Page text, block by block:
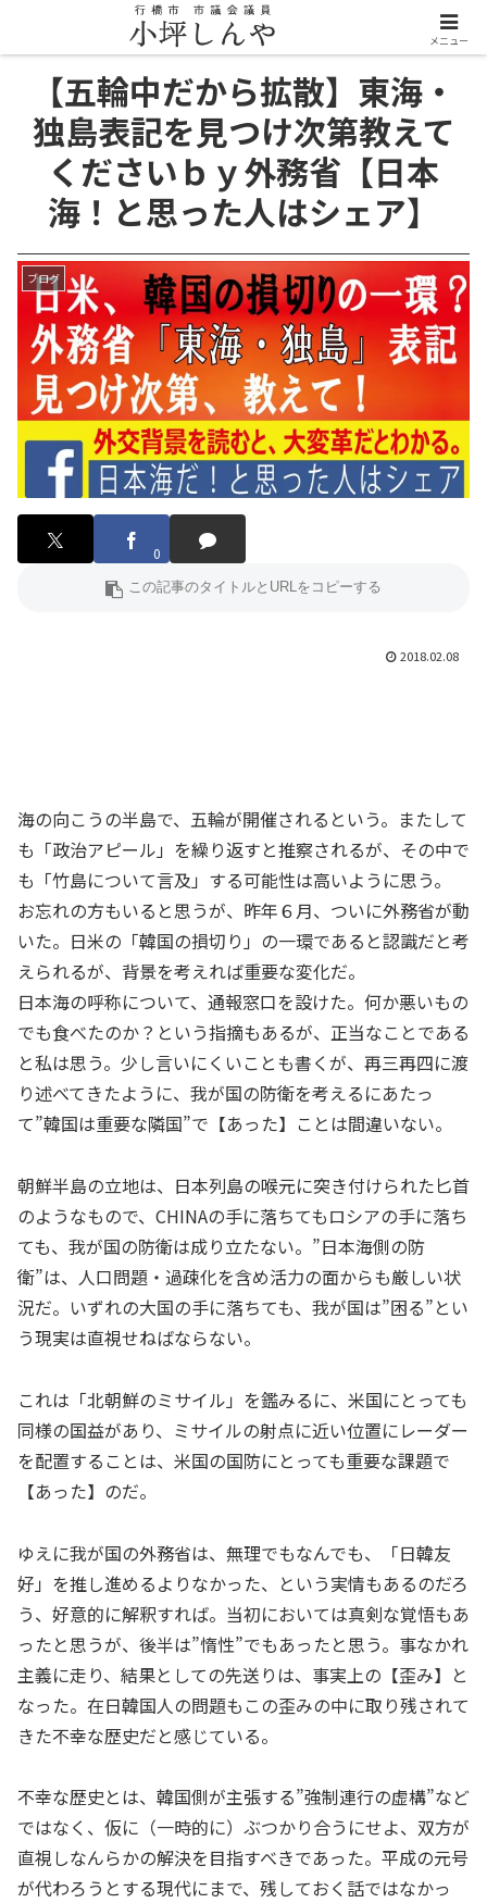
【五輪中だから拡散】東海・
独島表記を見つけ次第教えて
くださいｂｙ外務省【日本
海！と思った人はシェア】
ブログ
0
2018.02.08
海の向こうの半島で、五輪が開催されるという。またして
も「政治アピール」を繰り返すと推察されるが、その中で
も「竹島について言及」する可能性は高いように思う。
お忘れの方もいると思うが、昨年６月、ついに外務省が動
いた。日米の「韓国の損切り」の一環であると認識だと考
えられるが、背景を考えれば重要な変化だ。
日本海の呼称について、通報窓口を設けた。何か悪いもの
でも食べたのか？という指摘もあるが、正当なことである
と私は思う。少し言いにくいことも書くが、再三再四に渡
り述べてきたように、我が国の防衛を考えるにあたっ
て”韓国は重要な隣国”で【あった】ことは間違いない。
朝鮮半島の立地は、日本列島の喉元に突き付けられた匕首
のようなもので、CHINAの手に落ちてもロシアの手に落ち
ても、我が国の防衛は成り立たない。”日本海側の防
衛”は、人口問題・過疎化を含め活力の面からも厳しい状
況だ。いずれの大国の手に落ちても、我が国は”困る”とい
う現実は直視せねばならない。
これは「北朝鮮のミサイル」を鑑みるに、米国にとっても
同様の国益があり、ミサイルの射点に近い位置にレーダー
を配置することは、米国の国防にとっても重要な課題で
【あった】のだ。
ゆえに我が国の外務省は、無理でもなんでも、「日韓友
好」を推し進めるよりなかった、という実情もあるのだろ
う、好意的に解釈すれば。当初においては真剣な覚悟もあ
ったと思うが、後半は”惰性”でもあったと思う。事なかれ
主義に走り、結果としての先送りは、事実上の【歪み】と
なった。在日韓国人の問題もこの歪みの中に取り残されて
きた不幸な歴史だと感じている。
不幸な歴史とは、韓国側が主張する”強制連行の虚構”など
ではなく、仮に（一時的に）ぶつかり合うにせよ、双方が
直視しなんらかの解決を目指すべきであった。平成の元号
が代わろうとする現代にまで、残しておく話ではなかっ
メニュー